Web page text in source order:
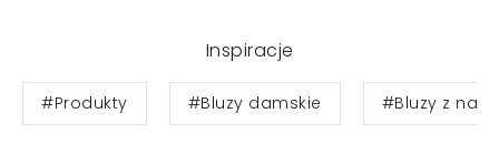
Inspiracje
#Produkty #Bluzy damskie #Bluzy z